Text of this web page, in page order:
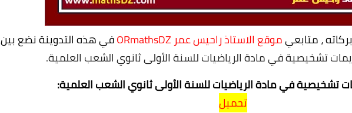
، متابعيموقع الاستاذ راحيس عمر ORmathsDZ
في هذه التدوينة نضع بين
تشخيصية في مادة الرياضيات للسنة الأولى ثانوي الشعب العلمية.
تشخيصية في مادة الرياضيات للسنة الأولى ثانوي الشعب العلمية:
تحميل